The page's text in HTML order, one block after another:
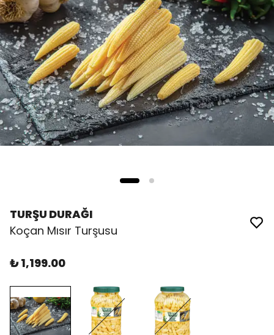
TURŞU DURAĞI
Koçan Mısır Turşusu
₺ 1,199.00